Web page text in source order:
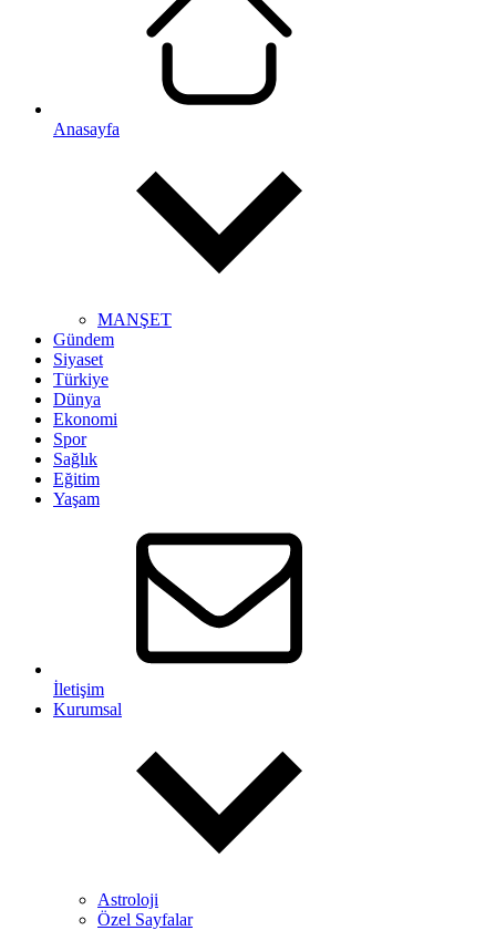
Anasayfa
MANŞET
Gündem
Siyaset
Türkiye
Dünya
Ekonomi
Spor
Sağlık
Eğitim
Yaşam
İletişim
Kurumsal
Astroloji
Özel Sayfalar